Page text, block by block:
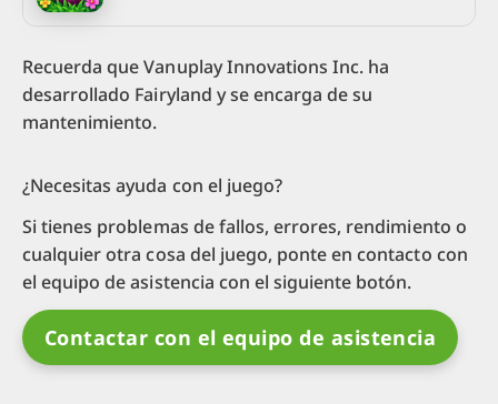
Recuerda que Vanuplay Innovations Inc. ha
desarrollado Fairyland y se encarga de su
mantenimiento.
¿Necesitas ayuda con el juego?
Si tienes problemas de fallos, errores, rendimiento o
cualquier otra cosa del juego, ponte en contacto con
el equipo de asistencia con el siguiente botón.
Contactar con el equipo de asistencia